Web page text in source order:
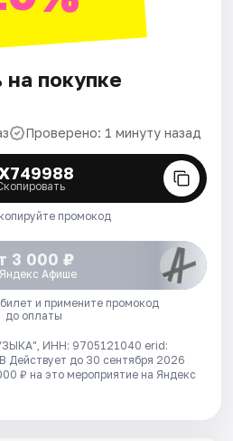
на покупке
Проверено: 1 минуту назад
промокод
3 000 ₽
Афише
и примените промокод
до оплаты
ИНН: 9705121040 erid:
Действует до 30 сентября 2026
₽ на это мероприятие на Яндекс